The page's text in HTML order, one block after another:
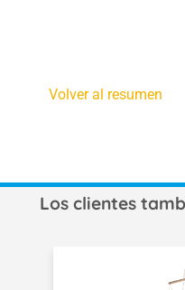
Volver al resumen
Los clientes